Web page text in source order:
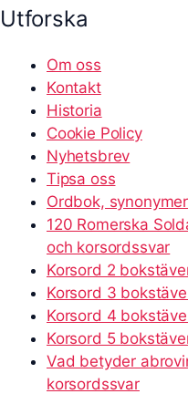
Utforska
Om oss
Kontakt
Historia
Cookie Policy
Nyhetsbrev
Tipsa oss
Ordbok,
120 Romerska
och korsordssvar
Korsord 2
Korsord 3
Korsord 4
Korsord 5
Vad betyder
korsordssvar